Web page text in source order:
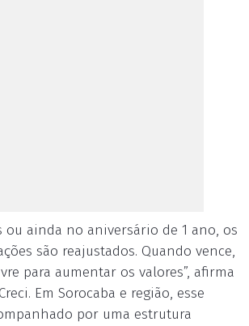
ou ainda no aniversário de 1 ano, os
são reajustados. Quando vence,
para aumentar os valores”, afirma
Em Sorocaba e região, esse
por uma estrutura